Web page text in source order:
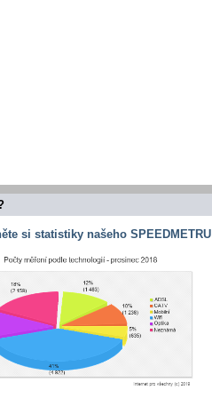
si statistiky našeho SPEEDMETRU